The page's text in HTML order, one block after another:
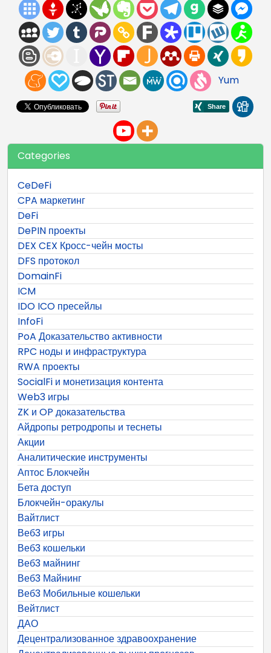
Yum
Categories
CeDeFi
CPA маркетинг
DeFi
DePIN проекты
DEX CEX Кросс-чейн мосты
DFS протокол
DomainFi
ICM
IDO ICO пресейлы
InfoFi
PoA Доказательство активности
RPC ноды и инфраструктура
RWA проекты
SocialFi и монетизация контента
Web3 игры
ZK и OP доказательства
Айдропы ретродропы и теснеты
Акции
Аналитические инструменты
Аптос Блокчейн
Бета доступ
Блокчейн-оракулы
Вайтлист
Веб3 игры
Веб3 кошельки
Веб3 майнинг
Веб3 Майнинг
Веб3 Мобильные кошельки
Вейтлист
ДАО
Децентрализованное здравоохранение